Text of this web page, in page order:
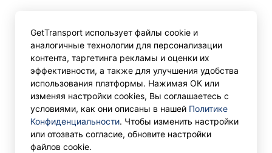
GetTransport использует файлы cookie и
аналогичные технологии для персонализации
контента, таргетинга рекламы и оценки их
эффективности, а также для улучшения удобства
использования платформы. Нажимая ОК или
изменяя настройки cookies, Вы соглашаетесь с
условиями, как они описаны в нашей Политике
Конфиденциальности. Чтобы изменить настройки
или отозвать согласие, обновите настройки
файлов cookie.